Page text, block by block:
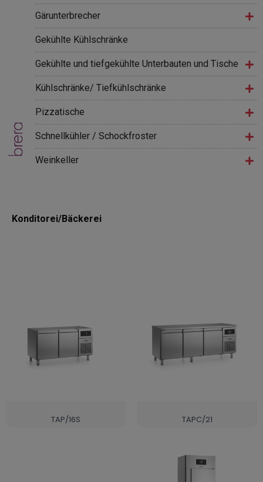
Gärunterbrecher
Gekühlte Kühlschränke
Gekühlte und tiefgekühlte Unterbauten und Tische
Kühlschränke/ Tiefkühlschränke
Pizzatische
Schnellkühler / Schockfroster
Weinkeller
Konditorei/Bäckerei
TAP/16S TAPC/21